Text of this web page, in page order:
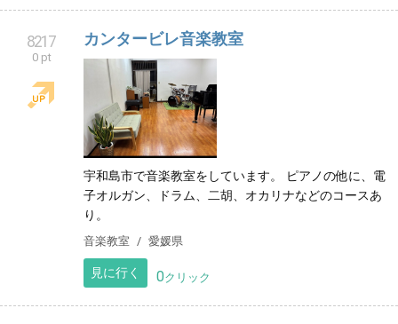
8217
0 pt
カンタービレ音楽教室
宇和島市で音楽教室をしています。 ピアノの他に、電
子オルガン、ドラム、二胡、オカリナなどのコースあ
り。
音楽教室 愛媛県
見に行く 0クリック